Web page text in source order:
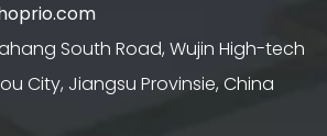
South Road, Wujin High-tech
City, Jiangsu Provinsie, China